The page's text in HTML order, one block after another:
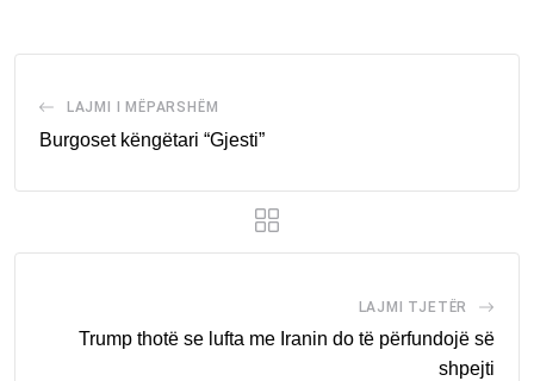
LAJMI I MËPARSHËM
Burgoset këngëtari “Gjesti”
LAJMI TJETËR
Trump thotë se lufta me Iranin do të përfundojë së
shpejti